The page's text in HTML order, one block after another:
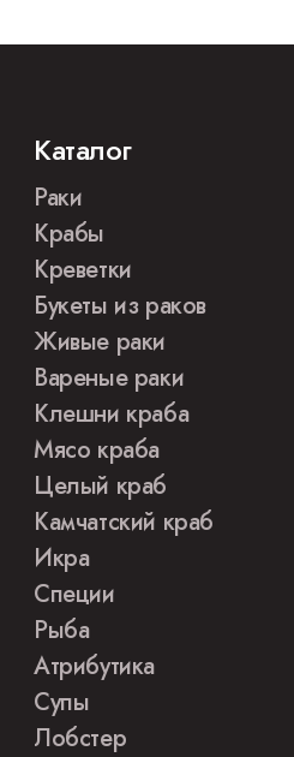
Каталог
Раки
Крабы
Креветки
Букеты из раков
Живые раки
Вареные раки
Клешни краба
Мясо краба
Целый краб
Камчатский краб
Икра
Специи
Рыба
Атрибутика
Супы
Лобстер